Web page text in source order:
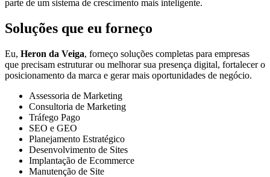
parte de um sistema de crescimento mais inteligente.
Soluções que eu forneço
Eu, Heron da Veiga, forneço soluções completas para empresas
que precisam estruturar ou melhorar sua presença digital, fortalecer o
posicionamento da marca e gerar mais oportunidades de negócio.
Assessoria de Marketing
Consultoria de Marketing
Tráfego Pago
SEO e GEO
Planejamento Estratégico
Desenvolvimento de Sites
Implantação de Ecommerce
Manutenção de Site